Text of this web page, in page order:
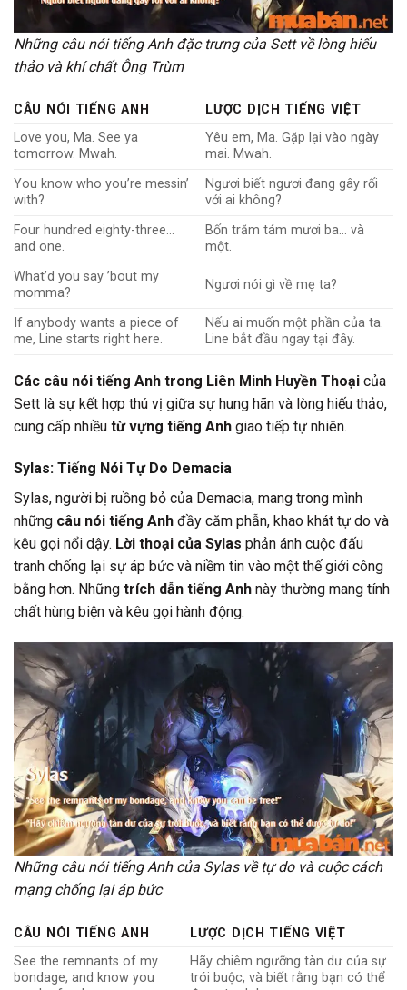
Những câu nói tiếng Anh đặc trưng của Sett về lòng hiếu
thảo và khí chất Ông Trùm
CÂU NÓI TIẾNG ANH
LƯỢC DỊCH TIẾNG VIỆT
Love you, Ma. See ya
tomorrow. Mwah.
Yêu em, Ma. Gặp lại vào ngày
mai. Mwah.
You know who you’re messin’
with?
Ngươi biết ngươi đang gây rối
với ai không?
Four hundred eighty-three…
and one.
Bốn trăm tám mươi ba… và
một.
What’d you say ’bout my
momma?
Ngươi nói gì về mẹ ta?
If anybody wants a piece of
me, Line starts right here.
Nếu ai muốn một phần của ta.
Line bắt đầu ngay tại đây.
Các câu nói tiếng Anh trong Liên Minh Huyền Thoại của
Sett là sự kết hợp thú vị giữa sự hung hãn và lòng hiếu thảo,
cung cấp nhiều từ vựng tiếng Anh giao tiếp tự nhiên.
Sylas: Tiếng Nói Tự Do Demacia
Sylas, người bị ruồng bỏ của Demacia, mang trong mình
những câu nói tiếng Anh đầy căm phẫn, khao khát tự do và
kêu gọi nổi dậy. Lời thoại của Sylas phản ánh cuộc đấu
tranh chống lại sự áp bức và niềm tin vào một thế giới công
bằng hơn. Những trích dẫn tiếng Anh này thường mang tính
chất hùng biện và kêu gọi hành động.
Những câu nói tiếng Anh của Sylas về tự do và cuộc cách
mạng chống lại áp bức
CÂU NÓI TIẾNG ANH
LƯỢC DỊCH TIẾNG VIỆT
See the remnants of my
bondage, and know you
Hãy chiêm ngưỡng tàn dư của sự
trói buộc, và biết rằng bạn có thể